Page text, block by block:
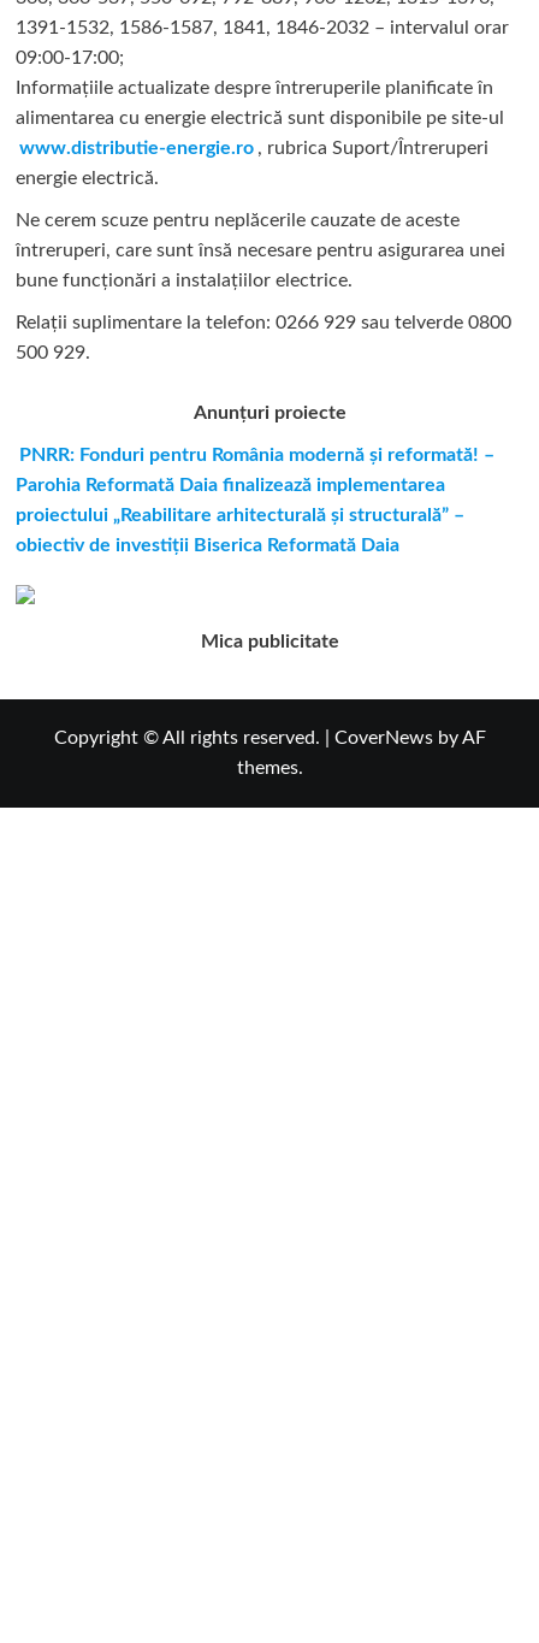
1391-1532, 1586-1587, 1841, 1846-2032 – intervalul orar
09:00-17:00;
Informațiile actualizate despre întreruperile planificate în
alimentarea cu energie electrică sunt disponibile pe site-ul
www.distributie-energie.ro , rubrica Suport/Întreruperi
energie electrică.
Ne cerem scuze pentru neplăcerile cauzate de aceste
întreruperi, care sunt însă necesare pentru asigurarea unei
bune funcționări a instalațiilor electrice.
Relații suplimentare la tel efon: 0266 929 sau telverde 0800
500 929.
Anunțuri proiecte
PNRR: Fonduri pentru România modernă și reformată! –
Parohia Reformată Daia finalizează implementarea
proiectului „Reabilitare arhitecturală și structurală” –
obiectiv de investiții Biserica Reformată Daia
Mica publicitate
Copyright © All rights reserved. CoverNewsby AF
themes.